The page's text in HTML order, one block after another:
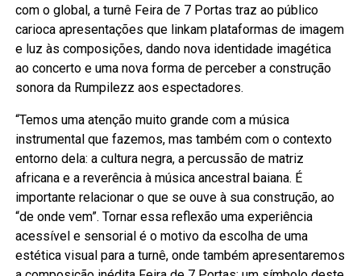
com o global, a turnê Feira de 7 Portas traz ao público
carioca apresentações que linkam plataformas de imagem
e luz às composições, dando nova identidade imagética
ao concerto e uma nova forma de perceber a construção
sonora da Rumpilezz aos espectadores.
“Temos uma atenção muito grande com a música
instrumental que fazemos, mas também com o contexto
entorno dela: a cultura negra, a percussão de matriz
africana e a reverência à música ancestral baiana. É
importante relacionar o que se ouve à sua construção, ao
“de onde vem”. Tornar essa reflexão uma experiência
acessível e sensorial é o motivo da escolha de uma
estética visual para a turnê, onde também apresentaremos